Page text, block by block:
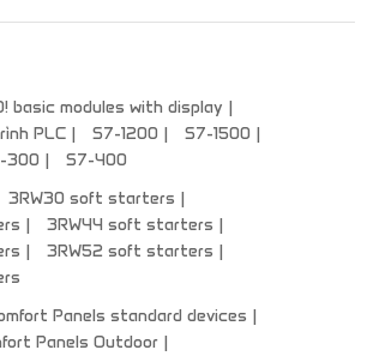
basic modules with display
PLC
S7-1200
S7-1500
300
S7-400
3RW30 soft starters
3RW44 soft starters
3RW52 soft starters
Panels standard devices
Panels Outdoor